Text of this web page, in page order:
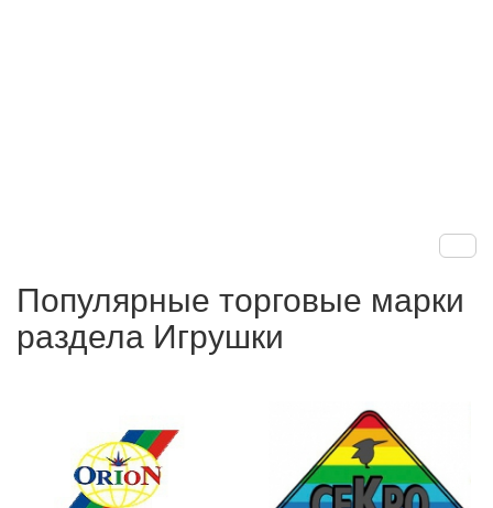
Популярные торговые марки
раздела Игрушки